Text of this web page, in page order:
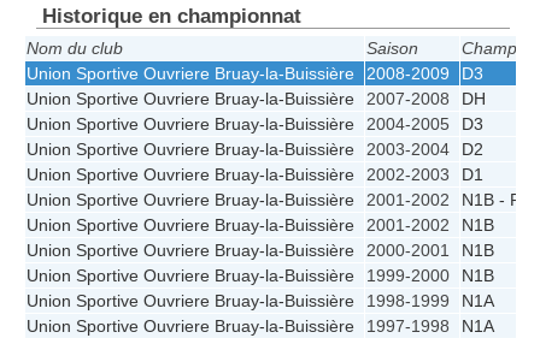
Historique en championnat
Nom du club Saison
Union Sportive Ouvriere Bruay-la-Buissière
2008-2009
D3
Union Sportive Ouvriere Bruay-la-Buissière
2007-2008
DH
Union Sportive Ouvriere Bruay-la-Buissière
2004-2005
D3
Union Sportive Ouvriere Bruay-la-Buissière
2003-2004
D2
Union Sportive Ouvriere Bruay-la-Buissière
2002-2003
D1
Union Sportive Ouvriere Bruay-la-Buissière
2001-2002
N1B - PF
Union Sportive Ouvriere Bruay-la-Buissière
2001-2002
N1B
Union Sportive Ouvriere Bruay-la-Buissière
2000-2001
N1B
Union Sportive Ouvriere Bruay-la-Buissière
1999-2000
N1B
Union Sportive Ouvriere Bruay-la-Buissière
1998-1999
N1A
Union Sportive Ouvriere Bruay-la-Buissière
1997-1998
N1A